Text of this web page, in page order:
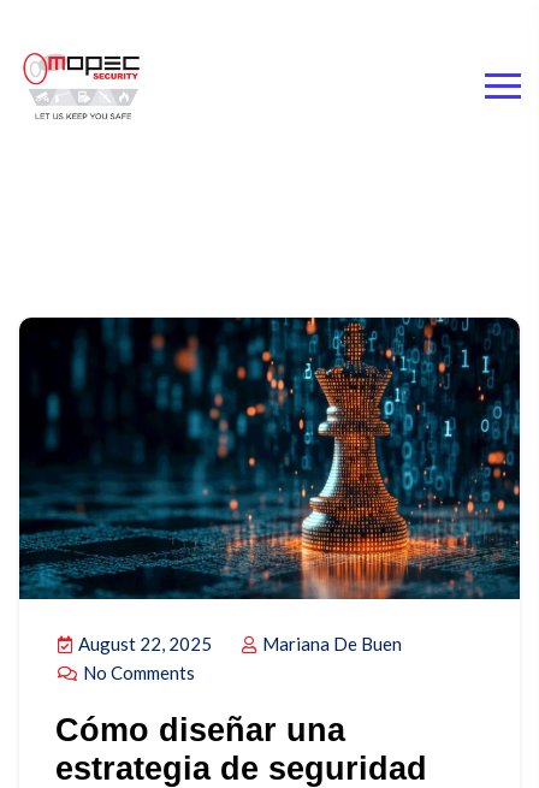
August 22, 2025
Mariana De Buen
No Comments
Cómo diseñar una
estrategia de seguridad